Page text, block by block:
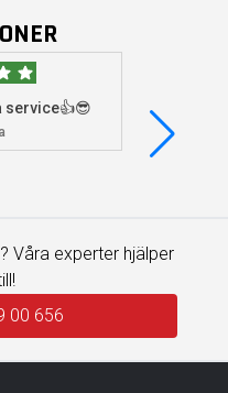
service👍😎
Våra experter hjälper
00 656